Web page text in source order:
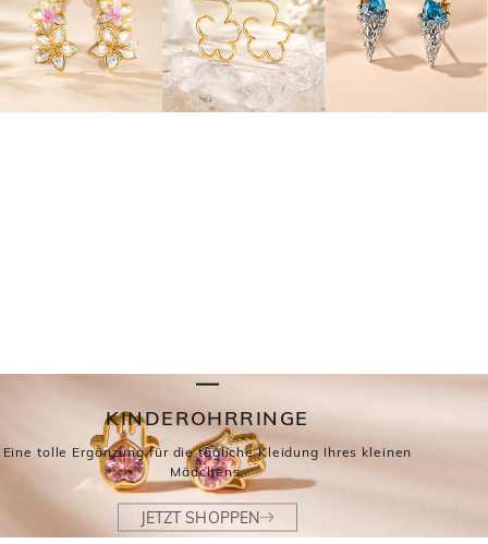
KINDEROHRRINGE
Eine tolle Ergänzung für die tägliche Kleidung Ihres kleinen
Mädchens.
JETZT SHOPPEN